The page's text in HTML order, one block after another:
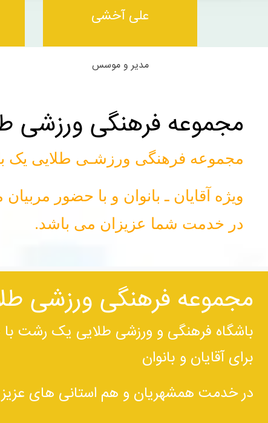
علی آخشی
مدیر و موسس
مجموعه فرهنگی ورزشی
مجموعه فرهنگی ورزشـی طلایی یک
ویژه آقایان ـ بانوان و با حضور
در خدمت شما عزیزان می باشد.
مجموعه فرهنگی ورزشی
باشگاه فرهنگی و ورزشی طلایی یک رشت با
برای آقایان و بانوان
در خدمت همشهریان و هم استانی های